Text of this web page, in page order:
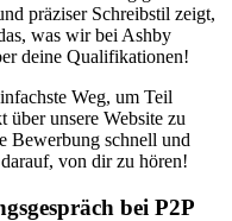
präziser Schreibstil zeigt,
was wir bei Ashby
deine Qualifikationen!
Weg, um Teil
über unsere Website zu
Bewerbung schnell und
von dir zu hören!
bei P2P